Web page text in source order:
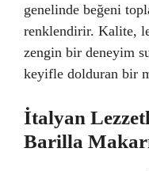
genelinde beğeni
renklendirir. Kalite,
zengin bir deneyim
keyifle dolduran bir
İtalyan
Barilla